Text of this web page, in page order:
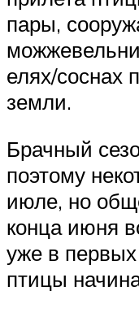
пары,
елях/соснах
земли.
Брачный
поэтому
июле, но
конца июня
уже в
птицы